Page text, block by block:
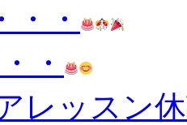
・・
・
レッスン